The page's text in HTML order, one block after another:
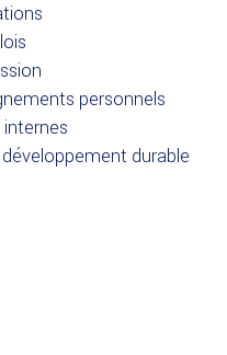
personnels
durable